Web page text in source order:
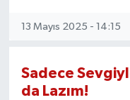
13 Mayıs 2025 - 14:15
Sadece
da Lazım!